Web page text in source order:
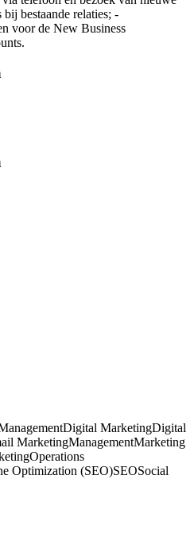
bestaande relaties; -
voor de New Business
Digital MarketingDigital
MarketingManagementMarketing
Operations
Optimization (SEO)SEOSocial